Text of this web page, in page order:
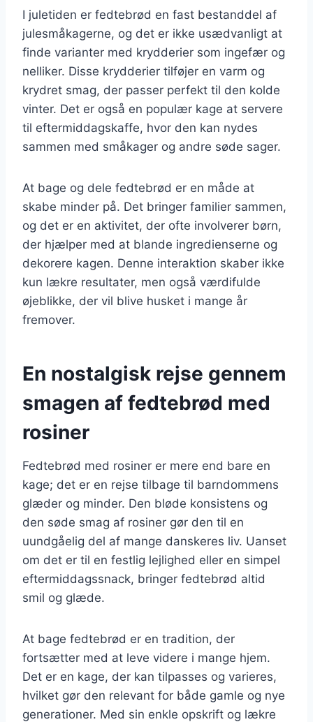
I juletiden er fedtebrød en fast bestanddel af
julesmåkagerne, og det er ikke usædvanligt at
finde varianter med krydderier som ingefær og
nelliker. Disse krydderier tilføjer en varm og
krydret smag, der passer perfekt til den kolde
vinter. Det er også en populær kage at servere
til eftermiddagskaffe, hvor den kan nydes
sammen med småkager og andre søde sager.
At bage og dele fedtebrød er en måde at
skabe minder på. Det bringer familier sammen,
og det er en aktivitet, der ofte involverer børn,
der hjælper med at blande ingredienserne og
dekorere kagen. Denne interaktion skaber ikke
kun lækre resultater, men også værdifulde
øjeblikke, der vil blive husket i mange år
fremover.
En nostalgisk rejse gennem
smagen af fedtebrød med
rosiner
Fedtebrød med rosiner er mere end bare en
kage; det er en rejse tilbage til barndommens
glæder og minder. Den bløde konsistens og
den søde smag af rosiner gør den til en
uundgåelig del af mange danskeres liv. Uanset
om det er til en festlig lejlighed eller en simpel
eftermiddagssnack, bringer fedtebrød altid
smil og glæde.
At bage fedtebrød er en tradition, der
fortsætter med at leve videre i mange hjem.
Det er en kage, der kan tilpasses og varieres,
hvilket gør den relevant for både gamle og nye
generationer. Med sin enkle opskrift og lækre